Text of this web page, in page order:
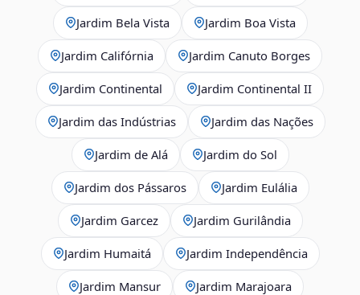
Jardim Bela Vista Jardim Boa Vista
Jardim Califórnia Jardim Canuto Borges
Jardim Continental Jardim Continental II
Jardim das Indústrias Jardim das Nações
Jardim de Alá Jardim do Sol
Jardim dos Pássaros Jardim Eulália
Jardim Garcez Jardim Gurilândia
Jardim Humaitá Jardim Independência
Jardim Mansur Jardim Marajoara